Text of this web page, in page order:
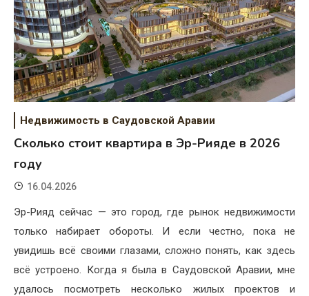
Недвижимость в Саудовской Аравии
Сколько стоит квартира в Эр-Рияде в 2026
году
16.04.2026
Эр-Рияд сейчас — это город, где рынок недвижимости
только набирает обороты. И если честно, пока не
увидишь всё своими глазами, сложно понять, как здесь
всё устроено. Когда я была в Саудовской Аравии, мне
удалось посмотреть несколько жилых проектов и